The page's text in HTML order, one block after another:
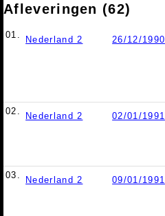
Afleveringen (62)
01. Nederland 2 26/12/1990
02. Nederland 2 02/01/1991
03. Nederland 2 09/01/1991